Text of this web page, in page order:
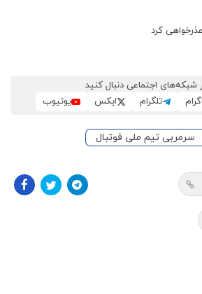
کرد
شبکه‌های اجتماعی دنبال کنید
تلگرام ایکس یوتیوب
سرمربی تیم ملی فوتبال